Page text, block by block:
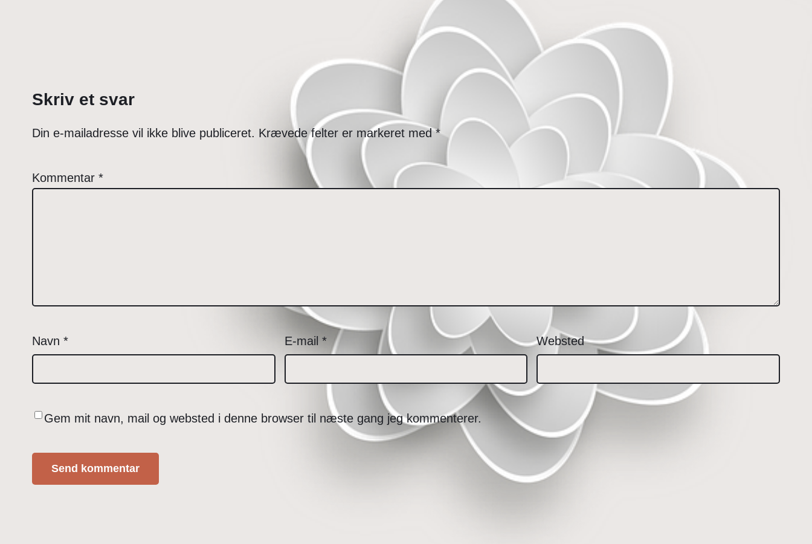
Skriv et svar
Din e-mailadresse vil ikke blive publiceret. Krævede felter er markeret med*
Kommentar *
Navn * E-mail * Websted
Gem mit navn, mail og websted i denne browser til næste gang jeg kommenterer.